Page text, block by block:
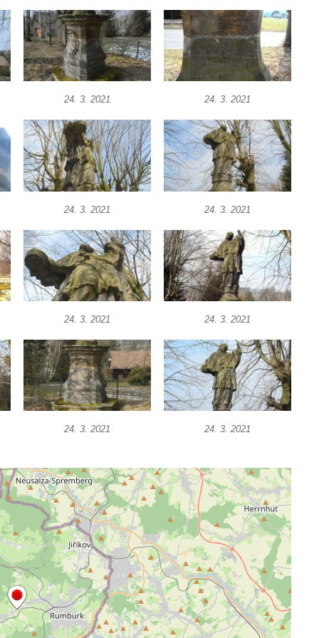
24. 3. 2021 24. 3. 2021
24. 3. 2021 24. 3. 2021
24. 3. 2021 24. 3. 2021
24. 3. 2021 24. 3. 2021